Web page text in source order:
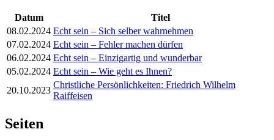
Datum
Titel
08.02.2024 Echt sein – Sich selber wahrnehmen
07.02.2024 Echt sein – Fehler machen dürfen
06.02.2024 Echt sein – Einzigartig und wunderbar
05.02.2024 Echt sein – Wie geht es Ihnen?
20.10.2023
Christliche Persönlichkeiten: Friedrich Wilhelm
Raiffeisen
Seiten